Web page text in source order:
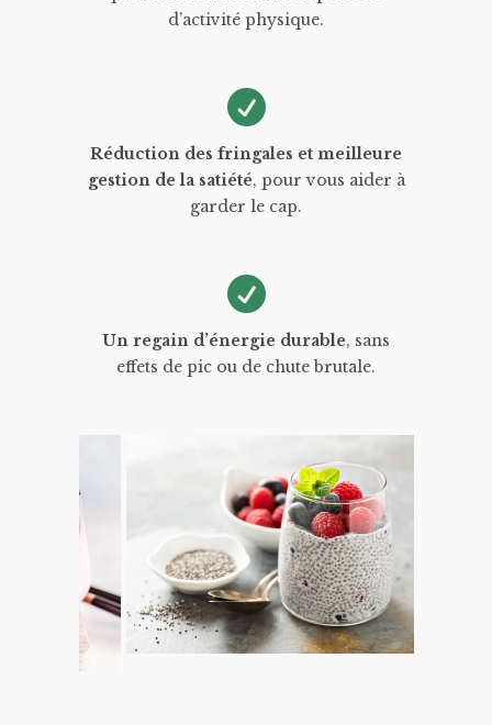
d’activité physique.
Réduction des fringales et meilleure
gestion de la satiété, pour vous aider à
garder le cap.
Un regain d’énergie durable, sans
effets de pic ou de chute brutale.